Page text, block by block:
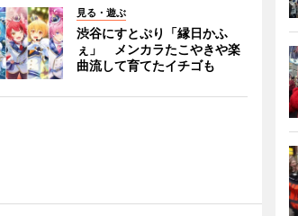
見る・遊ぶ
渋谷にすとぷり「縁日かふ
ぇ」 メンカラたこやきや楽
曲流して育てたイチゴも